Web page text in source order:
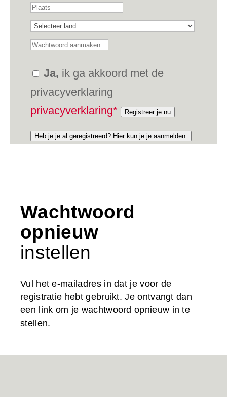
Ja, ik ga akkoord met de
privacyverklaring
privacyverklaring*
Registreer je nu
Heb je je al geregistreerd? Hier kun je je aanmelden.
Wachtwoord
opnieuw
instellen
Vul het e-mailadres in dat je voor de
registratie hebt gebruikt. Je ontvangt dan
een link om je wachtwoord opnieuw in te
stellen.